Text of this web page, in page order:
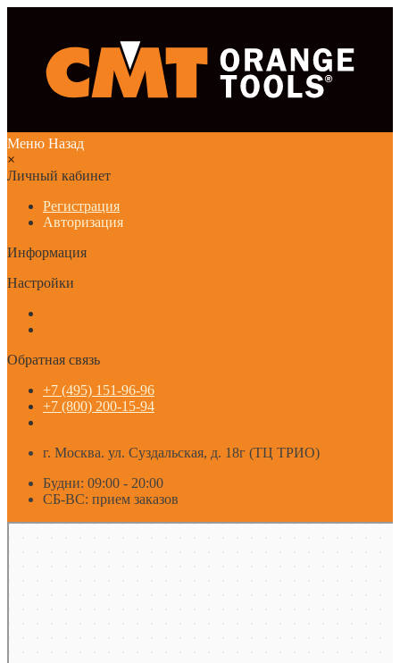
Меню Назад
×
Личный кабинет
Регистрация
Авторизация
Информация
Настройки
Обратная связь
+7 (495) 151-96-96
+7 (800) 200-15-94
г. Москва. ул. Суздальская, д. 18г (ТЦ ТРИО)
Будни: 09:00 - 20:00
СБ-ВС: прием заказов